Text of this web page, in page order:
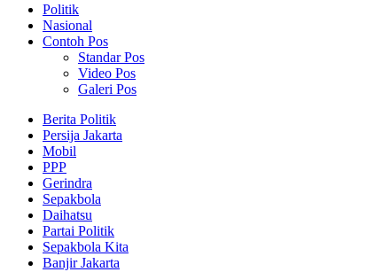
Politik
Nasional
Contoh Pos
Standar Pos
Video Pos
Galeri Pos
Berita Politik
Persija Jakarta
Mobil
PPP
Gerindra
Sepakbola
Daihatsu
Partai Politik
Sepakbola Kita
Banjir Jakarta